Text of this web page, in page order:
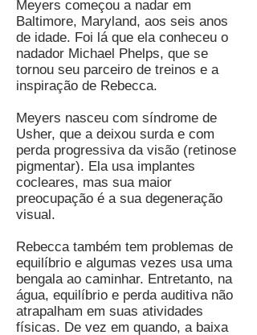
Meyers começou a nadar em
Baltimore, Maryland, aos seis anos
de idade. Foi lá que ela conheceu o
nadador Michael Phelps, que se
tornou seu parceiro de treinos e a
inspiração de Rebecca.
Meyers nasceu com síndrome de
Usher, que a deixou surda e com
perda progressiva da visão (retinose
pigmentar). Ela usa implantes
cocleares, mas sua maior
preocupação é a sua degeneração
visual.
Rebecca também tem problemas de
equilíbrio e algumas vezes usa uma
bengala ao caminhar. Entretanto, na
água, equilíbrio e perda auditiva não
atrapalham em suas atividades
físicas. De vez em quando, a baixa